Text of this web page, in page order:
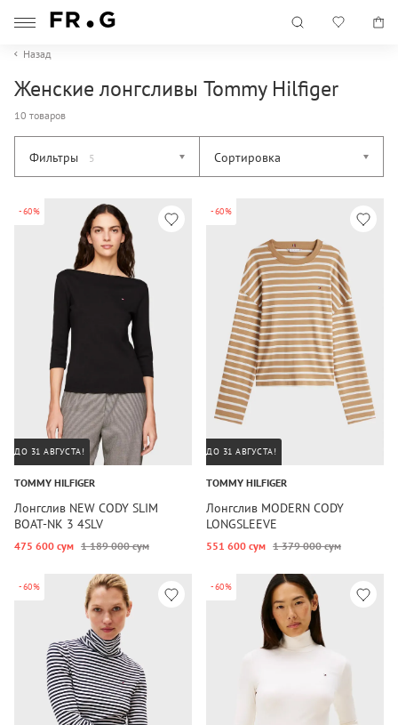
Назад
Женские лонгсливы Tommy Hilfiger
10 товаров
Фильтры 5 Сортировка
-60%
ДО 31 АВГУСТА!
TOMMY HILFIGER
Лонгслив NEW CODY SLIM
BOAT-NK 3 4SLV
475 600 сум 1 189 000 сум
-60%
ДО 31 АВГУСТА!
TOMMY HILFIGER
Лонгслив MODERN CODY
LONGSLEEVE
551 600 сум 1 379 000 сум
-60% -60%